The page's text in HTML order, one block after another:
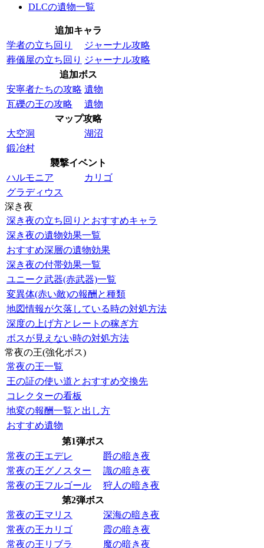
DLCの遺物一覧
追加キャラ
学者の立ち回り
ジャーナル攻略
葬儀屋の立ち回り ジャーナル攻略
追加ボス
安寧者たちの攻略 遺物
瓦礫の王の攻略
遺物
マップ攻略
大空洞
湖沼
鍛冶村
襲撃イベント
ハルモニア
カリゴ
グラディウス
深き夜
深き夜の立ち回りとおすすめキャラ
深き夜の遺物効果一覧
おすすめ深層の遺物効果
深き夜の付帯効果一覧
ユニーク武器(赤武器)一覧
変異体(赤い敵)の報酬と種類
地図情報が欠落している時の対処方法
深度の上げ方とレートの稼ぎ方
ボスが見えない時の対処方法
常夜の王(強化ボス)
常夜の王一覧
王の証の使い道とおすすめ交換先
コレクターの看板
地変の報酬一覧と出し方
おすすめ遺物
第1弾ボス
常夜の王エデレ
爵の暗き夜
常夜の王グノスター
識の暗き夜
常夜の王フルゴール
狩人の暗き夜
第2弾ボス
常夜の王マリス
深海の暗き夜
常夜の王カリゴ
霞の暗き夜
常夜の王リブラ
魔の暗き夜